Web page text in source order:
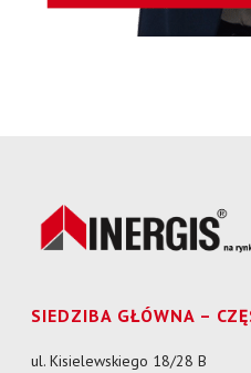
SIEDZIBA GŁÓWNA –
ul. Kisielewskiego 18/28 B